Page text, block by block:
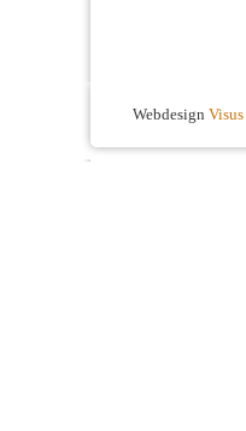
Webdesign Visus